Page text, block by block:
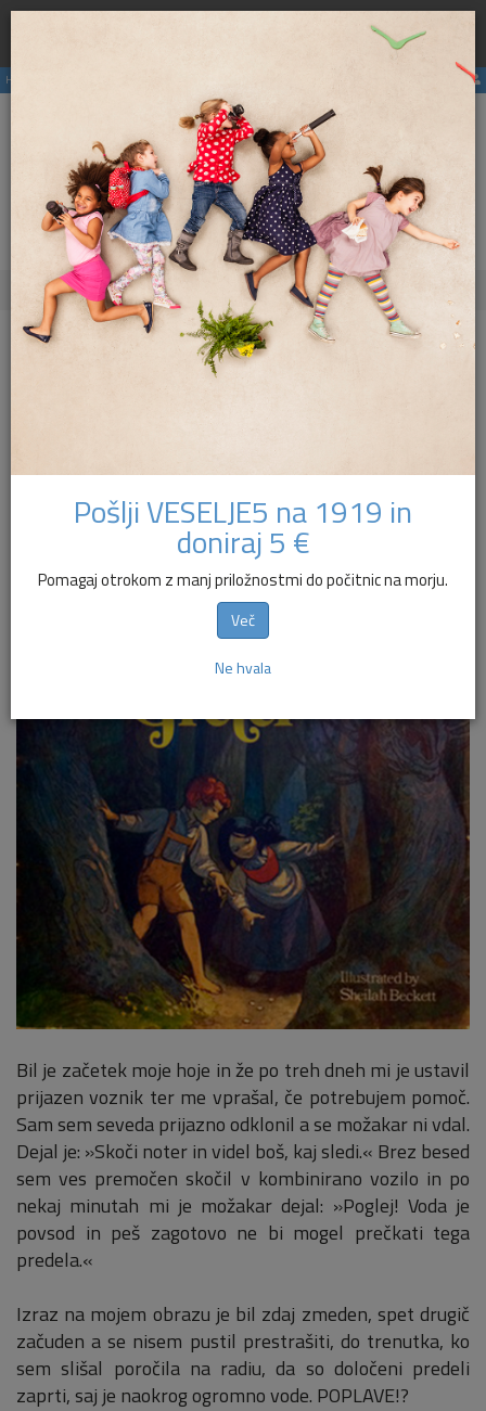
pri nas ter se izognite višji ceni zaradi
Hostli
Meni
Revija Globetrotter 2016 Marec 2016 S poti
Le kdo ne pozna pravljice o Janku in Metki? Prav
zagotovo se je vsi odlično spominjate. Sam sem jo
doživel na drugačen, a na zelo poučen način.
Bil je začetek moje hoje in že po treh dneh mi je ustavil
prijazen voznik ter me vprašal, če potrebujem pomoč.
Sam sem seveda prijazno odklonil a se možakar ni vdal.
Dejal je: »Skoči noter in videl boš, kaj sledi.« Brez besed
sem ves premočen skočil v kombinirano vozilo in po
nekaj minutah mi je možakar dejal: »Poglej! Voda je
povsod in peš zagotovo ne bi mogel prečkati tega
predela.«
Izraz na mojem obrazu je bil zdaj zmeden, spet drugič
začuden a se nisem pustil prestrašiti, do trenutka, ko
sem slišal poročila na radiu, da so določeni predeli
zaprti, saj je naokrog ogromno vode. POPLAVE!?
Pošlji VESELJE5 na 1919 in
doniraj 5 €
Pomagaj otrokom z manj priložnostmi do počitnic na morju.
Več
Ne hvala